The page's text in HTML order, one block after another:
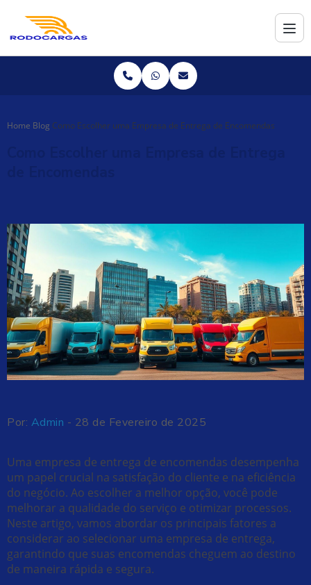
Home Blog Como Escolher uma Empresa de Entrega de Encomendas
Por: Admin - 28 de Fevereiro de 2025
Uma empresa de entrega de encomendas desempenha
um papel crucial na satisfação do cliente e na eficiência
do negócio. Ao escolher a melhor opção, você pode
melhorar a qualidade do serviço e otimizar processos.
Neste artigo, vamos abordar os principais fatores a
considerar ao selecionar uma empresa de entrega,
garantindo que suas encomendas cheguem ao destino
de maneira rápida e segura.